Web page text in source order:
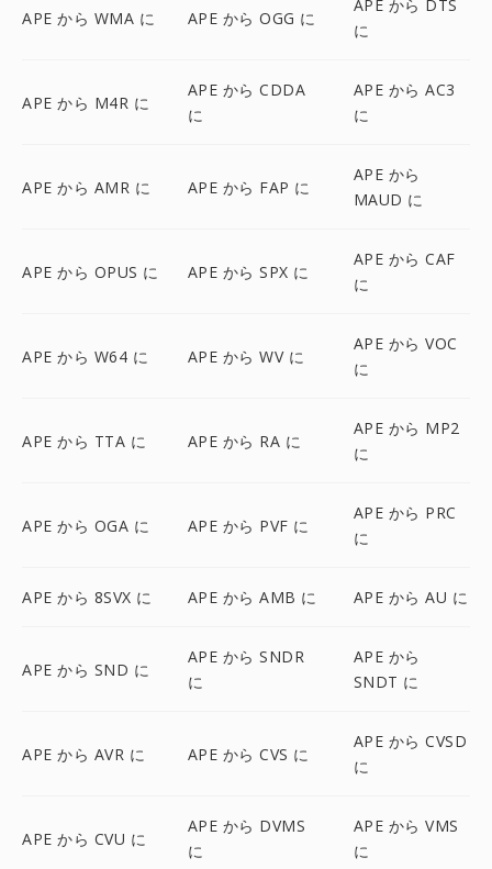
APE から WMA に APE から OGG に
APE から DTS
に
APE から M4R に
APE から CDDA
に
APE から AC3
に
APE から AMR に APE から FAP に
APE から
MAUD に
APE から OPUS に APE から SPX に
APE から CAF
に
APE から W64 に APE から WV に
APE から VOC
に
APE から TTA に APE から RA に
APE から MP2
に
APE から OGA に APE から PVF に
APE から PRC
に
APE から 8SVX に APE から AMB に APE から AU に
APE から SND に
APE から SNDR
に
APE から
SNDT に
APE から AVR に APE から CVS に
APE から CVSD
に
APE から CVU に
APE から DVMS
に
APE から VMS
に